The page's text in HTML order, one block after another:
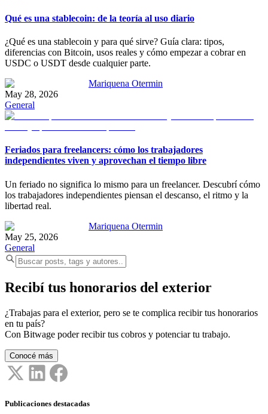
Qué es una stablecoin: de la teoría al uso diario
¿Qué es una stablecoin y para qué sirve? Guía clara: tipos,
diferencias con Bitcoin, usos reales y cómo empezar a cobrar en
USDC o USDT desde cualquier parte.
Mariquena Otermin
May 28, 2026
General
Feriados para freelancers: cómo los trabajadores
independientes viven y aprovechan el tiempo libre
Un feriado no significa lo mismo para un freelancer. Descubrí cómo
los trabajadores independientes piensan el descanso, el ritmo y la
libertad real.
Mariquena Otermin
May 25, 2026
General
Recibí tus honorarios del exterior
¿Trabajas para el exterior, pero se te complica recibir tus honorarios
en tu país?
Con Bitwage poder recibir tus cobros y potenciar tu trabajo.
Conocé más
Publicaciones destacadas